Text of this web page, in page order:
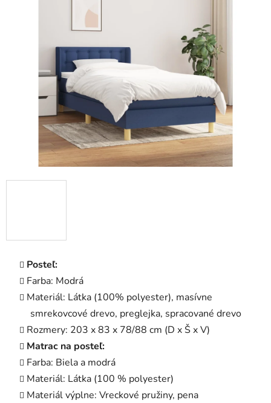
Posteľ:
Farba: Modrá
Materiál: Látka (100% polyester), masívne
smrekovcové drevo, preglejka, spracované drevo
Rozmery: 203 x 83 x 78/88 cm (D x Š x V)
Matrac na posteľ:
Farba: Biela a modrá
Materiál: Látka (100 % polyester)
Materiál výplne: Vreckové pružiny, pena